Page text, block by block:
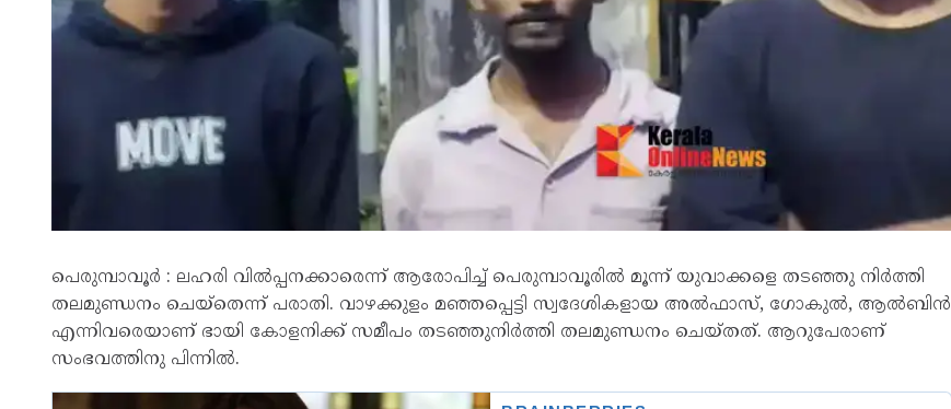
പെരുമ്പാവൂർ : ലഹരി വിൽപ്പനക്കാരെന്ന് ആരോപിച്ച് പെരുമ്പാവൂരിൽ മൂന്ന് യുവാക്കളെ തടഞ്ഞു നിർത്തി
തലമുണ്ഡനം ചെയ്തെന്ന് പരാതി. വാഴക്കുളം മഞ്ഞപ്പെട്ടി സ്വദേശികളായ അൽഫാസ്, ഗോകുൽ, ആൽബിൻ
എന്നിവരെയാണ് ഭായി കോളനിക്ക് സമീപം തടഞ്ഞുനിർത്തി തലമുണ്ഡനം ചെയ്തത്. ആറുപേരാണ്
സംഭവത്തിനു പിന്നിൽ.